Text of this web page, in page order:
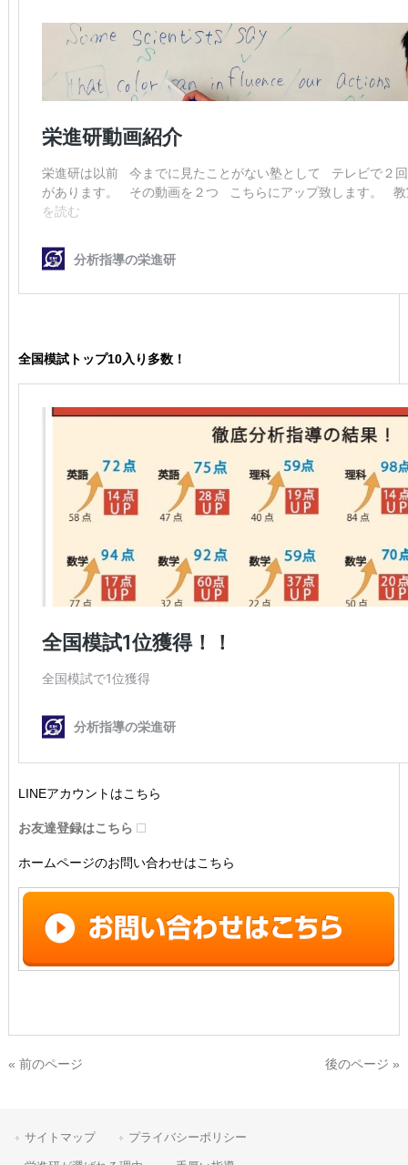
全国模試トップ10入り多数！
LINEアカウントはこちら
お友達登録はこちら
ホームページのお問い合わせはこちら
« 前のページ 後のページ »
サイトマップ プライバシーポリシー